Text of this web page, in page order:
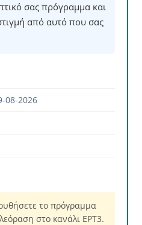
σας πρόγραμμα και
από αυτό που σας
08-2026
το πρόγραμμα
στο κανάλι ΕΡΤ3.